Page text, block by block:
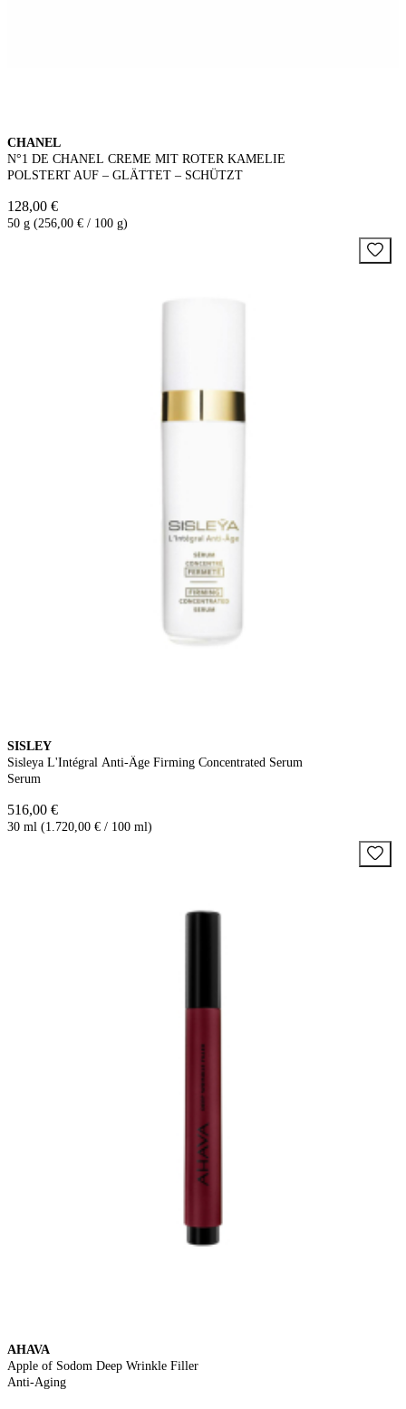
CHANEL
N°1 DE CHANEL CREME MIT ROTER KAMELIE
POLSTERT AUF – GLÄTTET – SCHÜTZT
128,00 €
50 g (256,00 € / 100 g)
SISLEY
Sisleya L'Intégral Anti-Âge Firming Concentrated Serum
Serum
516,00 €
30 ml (1.720,00 € / 100 ml)
AHAVA
Apple of Sodom Deep Wrinkle Filler
Anti-Aging